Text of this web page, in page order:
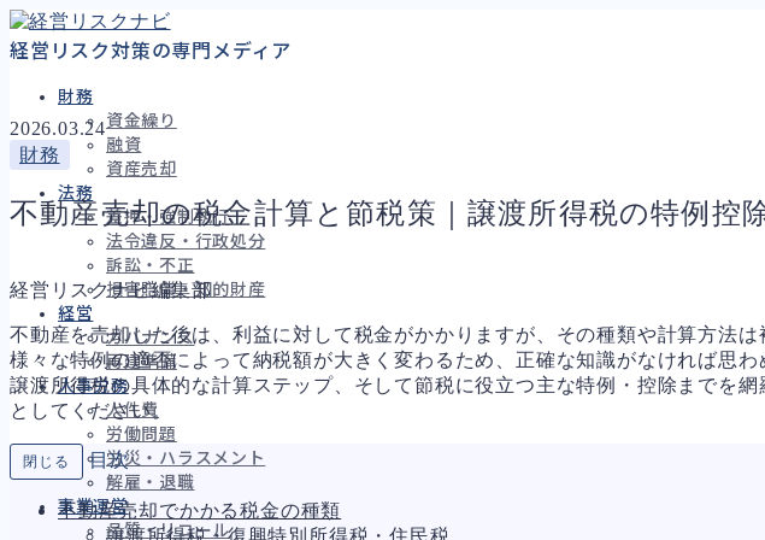
経営リスク対策の専門メディア
財務
資金繰り
融資
資産売却
法務
差押・強制執行
法令違反・行政処分
訴訟・不正
損害賠償・知的財産
経営
ガバナンス
再建準備
人事労務
人件費
労働問題
労災・ハラスメント
解雇・退職
事業運営
品質・リコール
2026.03.24
財務
不動産売却の税金計算と節税策｜譲渡所得税の特例控
経営リスクナビ編集部
不動産を売却した後は、利益に対して税金がかかりますが、その種類や計算方法
様々な特例の適否によって納税額が大きく変わるため、正確な知識がなければ思
譲渡所得税の具体的な計算ステップ、そして節税に役立つ主な特例・控除までを
としてください。
閉じる 目次
不動産売却でかかる税金の種類
譲渡所得税・復興特別所得税・住民税